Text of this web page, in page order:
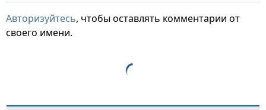
Авторизуйтесь, чтобы оставлять комментарии от
своего имени.